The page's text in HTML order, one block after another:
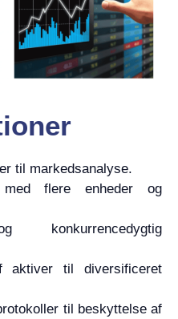
til markedsanalyse.
med flere enheder og
konkurrencedygtig
aktiver til diversificeret
til beskyttelse af